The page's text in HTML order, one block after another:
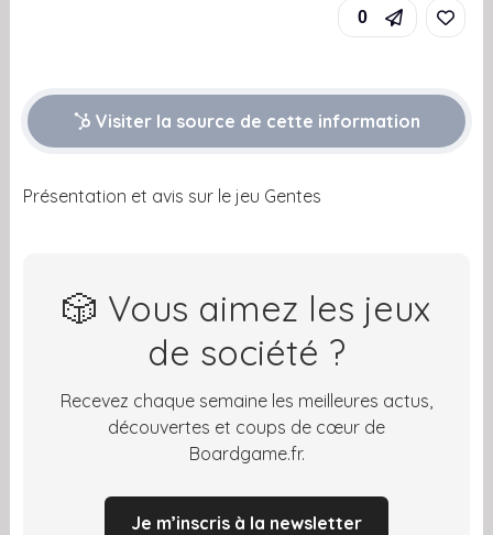
0
Visiter la source de cette information
Présentation et avis sur le jeu Gentes
🎲 Vous aimez les jeux
de société ?
Recevez chaque semaine les meilleures actus,
découvertes et coups de cœur de
Boardgame.fr.
Je m’inscris à la newsletter